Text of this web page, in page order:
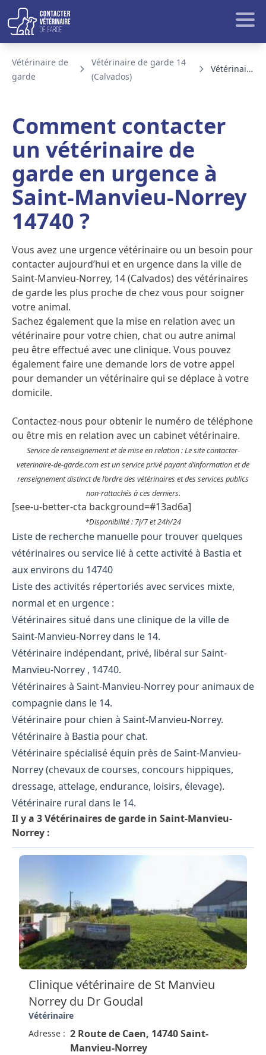
Aller au contenu
BLOG ET ACTUALITE
Vétérinaire de
garde
Vétérinaire de garde 14
(Calvados)
Vétérinaire de garde Saint-Manvieu-Norrey
Comment contacter
un vétérinaire de
garde en urgence à
Saint-Manvieu-Norrey
14740 ?
Vous avez une urgence vétérinaire ou un besoin pour
contacter aujourd’hui et en urgence dans la ville de
Saint-Manvieu-Norrey, 14 (Calvados) des vétérinaires
de garde les plus proche de chez vous pour soigner
votre animal.
Sachez également que la mise en relation avec un
vétérinaire pour votre chien, chat ou autre animal
peu être effectué avec une clinique. Vous pouvez
également faire une demande lors de votre appel
pour demander un vétérinaire qui se déplace à votre
domicile.
Contactez-nous pour obtenir le numéro de téléphone
ou être mis en relation avec un cabinet vétérinaire.
Service de renseignement et de mise en relation : Le site contacter-
veterinaire-de-garde.com est un service privé payant d’information et de
renseignement distinct de l’ordre des vétérinaires et des services publics
non-rattachés à ces derniers.
[see-u-better-cta background=#13ad6a]
*Disponibilité : 7j/7 et 24h/24
Liste de recherche manuelle pour trouver quelques
vétérinaires ou service lié à cette activité à Bastia et
aux environs du 14740
Liste des activités répertoriés avec services mixte,
normal et en urgence :
Vétérinaires situé dans une clinique de la ville de
Saint-Manvieu-Norrey dans le 14.
Vétérinaire indépendant, privé, libéral sur Saint-
Manvieu-Norrey , 14740.
Vétérinaires à Saint-Manvieu-Norrey pour animaux de
compagnie dans le 14.
Vétérinaire pour chien à Saint-Manvieu-Norrey.
Vétérinaire à Bastia pour chat.
Vétérinaire spécialisé équin près de Saint-Manvieu-
Norrey (chevaux de courses, concours hippiques,
dressage, attelage, endurance, loisirs, élevage).
Vétérinaire rural dans le 14.
Il y a 3 Vétérinaires de garde in Saint-Manvieu-
Norrey :
Clinique vétérinaire de St Manvieu
Norrey du Dr Goudal
Vétérinaire
Adresse : 2 Route de Caen, 14740 Saint-
Manvieu-Norrey